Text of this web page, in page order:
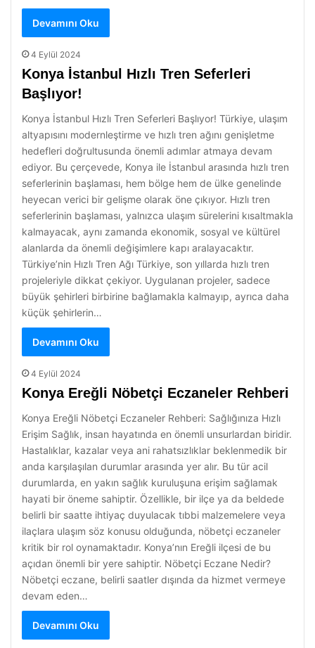
Devamını Oku
4 Eylül 2024
Konya İstanbul Hızlı Tren Seferleri
Başlıyor!
Konya İstanbul Hızlı Tren Seferleri Başlıyor! Türkiye, ulaşım
altyapısını modernleştirme ve hızlı tren ağını genişletme
hedefleri doğrultusunda önemli adımlar atmaya devam
ediyor. Bu çerçevede, Konya ile İstanbul arasında hızlı tren
seferlerinin başlaması, hem bölge hem de ülke genelinde
heyecan verici bir gelişme olarak öne çıkıyor. Hızlı tren
seferlerinin başlaması, yalnızca ulaşım sürelerini kısaltmakla
kalmayacak, aynı zamanda ekonomik, sosyal ve kültürel
alanlarda da önemli değişimlere kapı aralayacaktır.
Türkiye’nin Hızlı Tren Ağı Türkiye, son yıllarda hızlı tren
projeleriyle dikkat çekiyor. Uygulanan projeler, sadece
büyük şehirleri birbirine bağlamakla kalmayıp, ayrıca daha
küçük şehirlerin…
Devamını Oku
4 Eylül 2024
Konya Ereğli Nöbetçi Eczaneler Rehberi
Konya Ereğli Nöbetçi Eczaneler Rehberi: Sağlığınıza Hızlı
Erişim Sağlık, insan hayatında en önemli unsurlardan biridir.
Hastalıklar, kazalar veya ani rahatsızlıklar beklenmedik bir
anda karşılaşılan durumlar arasında yer alır. Bu tür acil
durumlarda, en yakın sağlık kuruluşuna erişim sağlamak
hayati bir öneme sahiptir. Özellikle, bir ilçe ya da beldede
belirli bir saatte ihtiyaç duyulacak tıbbi malzemelere veya
ilaçlara ulaşım söz konusu olduğunda, nöbetçi eczaneler
kritik bir rol oynamaktadır. Konya’nın Ereğli ilçesi de bu
açıdan önemli bir yere sahiptir. Nöbetçi Eczane Nedir?
Nöbetçi eczane, belirli saatler dışında da hizmet vermeye
devam eden…
Devamını Oku